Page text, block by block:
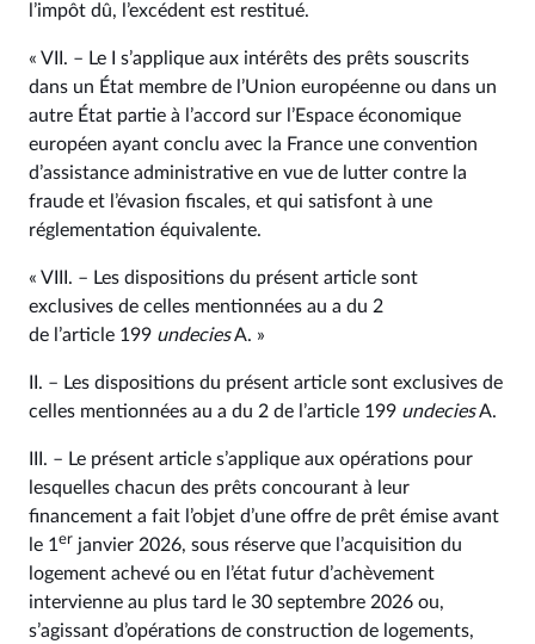
l’impôt dû, l’excédent est restitué.
« VII. – Le I s’applique aux intérêts des prêts souscrits
dans un État membre de l’Union européenne ou dans un
autre État partie à l’accord sur l’Espace économique
européen ayant conclu avec la France une convention
d’assistance administrative en vue de lutter contre la
fraude et l’évasion fiscales, et qui satisfont à une
réglementation équivalente.
« VIII. – Les dispositions du présent article sont
exclusives de celles mentionnées au a du 2
de l’article 199 undeciesA. »
II. – Les dispositions du présent article sont exclusives de
celles mentionnées au a du 2 de l’article 199 undeciesA.
III. – Le présent article s’applique aux opérations pour
lesquelles chacun des prêts concourant à leur
financement a fait l’objet d’une offre de prêt émise avant
le 1 er janvier 2026, sous réserve que l’acquisition du
logement achevé ou en l’état futur d’achèvement
intervienne au plus tard le 30 septembre 2026 ou,
s’agissant d’opérations de construction de logements,